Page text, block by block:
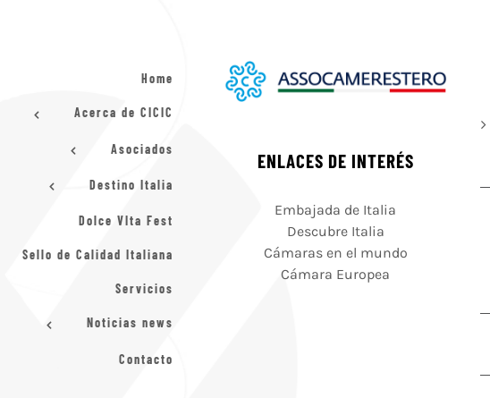
Home
Acerca de CICIC
Asociados
Destino Italia
Dolce VIta Fest
Sello de Calidad Italiana
Servicios
Noticias news
Contacto
ENLACES DE INTERÉS
Embajada de Italia
Descubre Italia
Cámaras en el mundo
Cámara Europea